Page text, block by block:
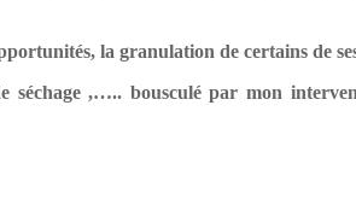
la granulation de certains de
séchage ,….. bousculé par mon